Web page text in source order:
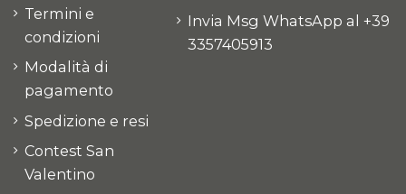
Termini e
condizioni
Modalità di
pagamento
Spedizione e resi
Contest San
Valentino
Invia Msg WhatsApp al +39
3357405913